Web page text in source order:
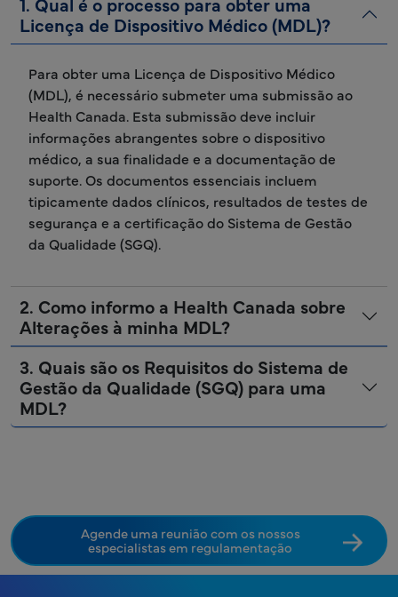
Licença de Dispositivo Médico (MDL)?
Para obter uma Licença de Dispositivo Médico
(MDL), é necessário submeter uma submissão ao
Health Canada. Esta submissão deve incluir
informações abrangentes sobre o dispositivo
médico, a sua finalidade e a documentação de
suporte. Os documentos essenciais incluem
tipicamente dados clínicos, resultados de testes de
segurança e a certificação do Sistema de Gestão
da Qualidade (SGQ).
2. Como informo a Health Canada sobre
Alterações à minha MDL?
3. Quais são os Requisitos do Sistema de
Gestão da Qualidade (SGQ) para uma
MDL?
Agende uma reunião com os nossos
especialistas em regulamentação